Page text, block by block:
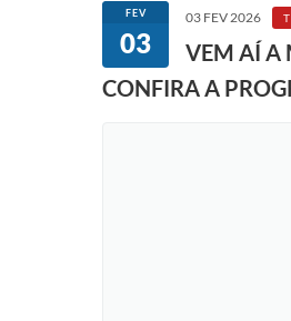
FEV
03
03 FEV 2026
VEM AÍ A
CONFIRA A